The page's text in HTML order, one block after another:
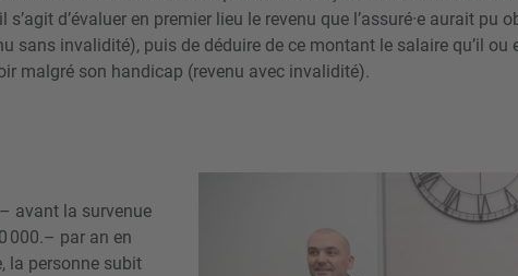
d’évaluer en premier lieu le revenu que l’assuré·e aurait pu
sans invalidité), puis de déduire de ce montant le salaire qu’il ou
malgré son handicap (revenu avec invalidité).
avant la survenue
000.– par an en
la personne subit